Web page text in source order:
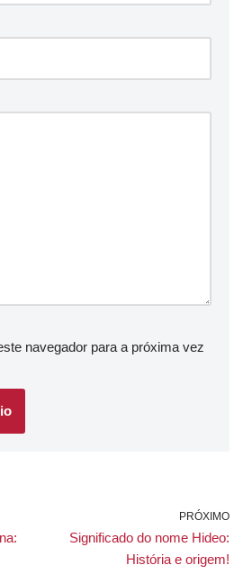
navegador para a próxima vez
PRÓXIMO
Significado do nome Hideo:
História e origem!